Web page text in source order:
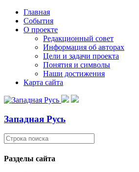
Главная
События
О проекте
Редакционный совет
Информация об авторах
Цели и задачи проекта
Понятия и символы
Наши достижения
Карта сайта
Западная Русь
Разделы сайта